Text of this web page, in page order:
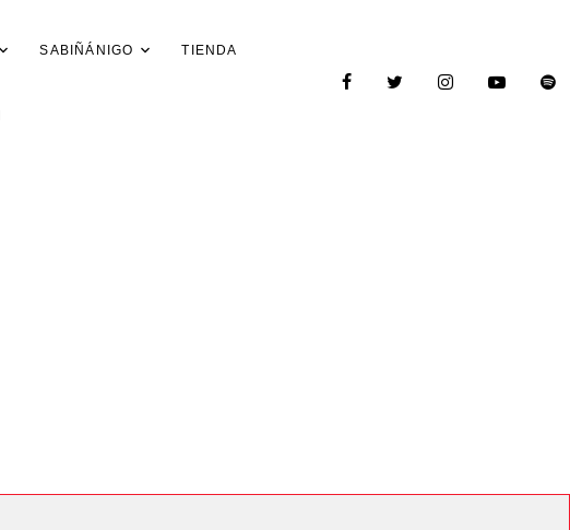
SABIÑÁNIGO TIENDA